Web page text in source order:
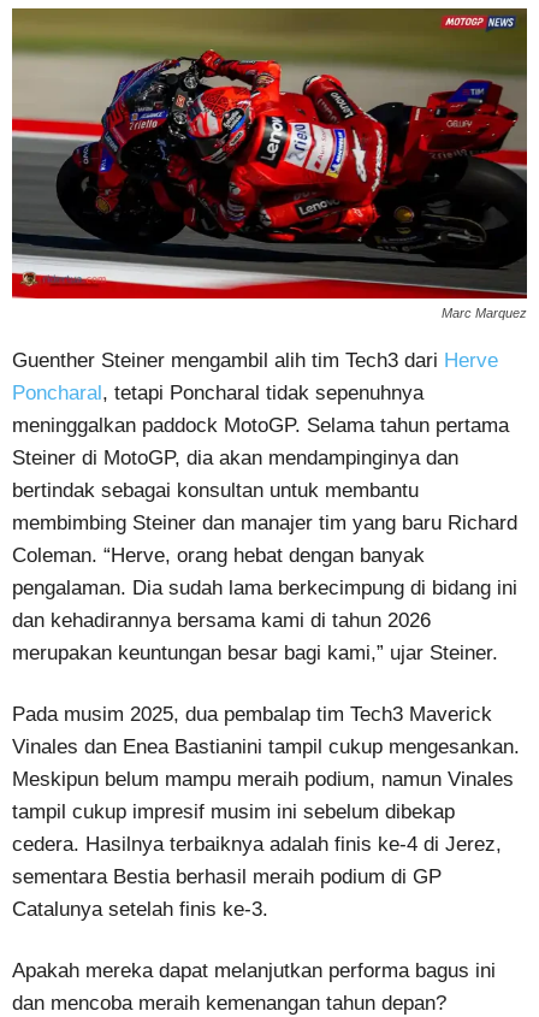
Marc Marquez
Guenther Steiner mengambil alih tim Tech3 dari Herve
Poncharal, tetapi Poncharal tidak sepenuhnya
meninggalkan paddock MotoGP. Selama tahun pertama
Steiner di MotoGP, dia akan mendampinginya dan
bertindak sebagai konsultan untuk membantu
membimbing Steiner dan manajer tim yang baru Richard
Coleman. “Herve, orang hebat dengan banyak
pengalaman. Dia sudah lama berkecimpung di bidang ini
dan kehadirannya bersama kami di tahun 2026
merupakan keuntungan besar bagi kami,” ujar Steiner.
Pada musim 2025, dua pembalap tim Tech3 Maverick
Vinales dan Enea Bastianini tampil cukup mengesankan.
Meskipun belum mampu meraih podium, namun Vinales
tampil cukup impresif musim ini sebelum dibekap
cedera. Hasilnya terbaiknya adalah finis ke-4 di Jerez,
sementara Bestia berhasil meraih podium di GP
Catalunya setelah finis ke-3.
Apakah mereka dapat melanjutkan performa bagus ini
dan mencoba meraih kemenangan tahun depan?